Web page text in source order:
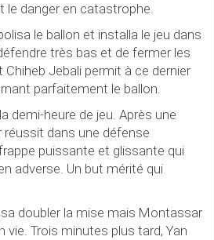
le danger en catastrophe.
le ballon et installa le jeu dans
très bas et de fermer les
Jebali permit à ce dernier
parfaitement le ballon.
demi-heure de jeu. Après une
réussit dans une défense
puissante et glissante qui
adverse. Un but mérité qui
doubler la mise mais Montassar
vie. Trois minutes plus tard, Yan